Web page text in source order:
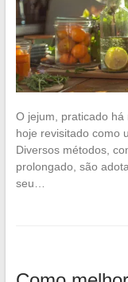
O jejum, praticado há
hoje revisitado como
Diversos métodos,
prolongado, são
seu…